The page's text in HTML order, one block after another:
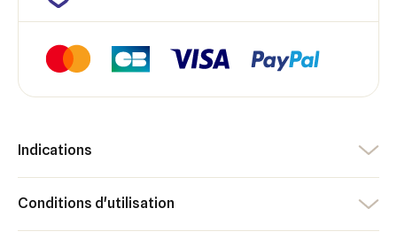
Indications
Conditions d'utilisation
Ajouter à ma liste d'envies
Créer une nouvelle liste
Vous devez être connecté pour ajouter des produits à votre